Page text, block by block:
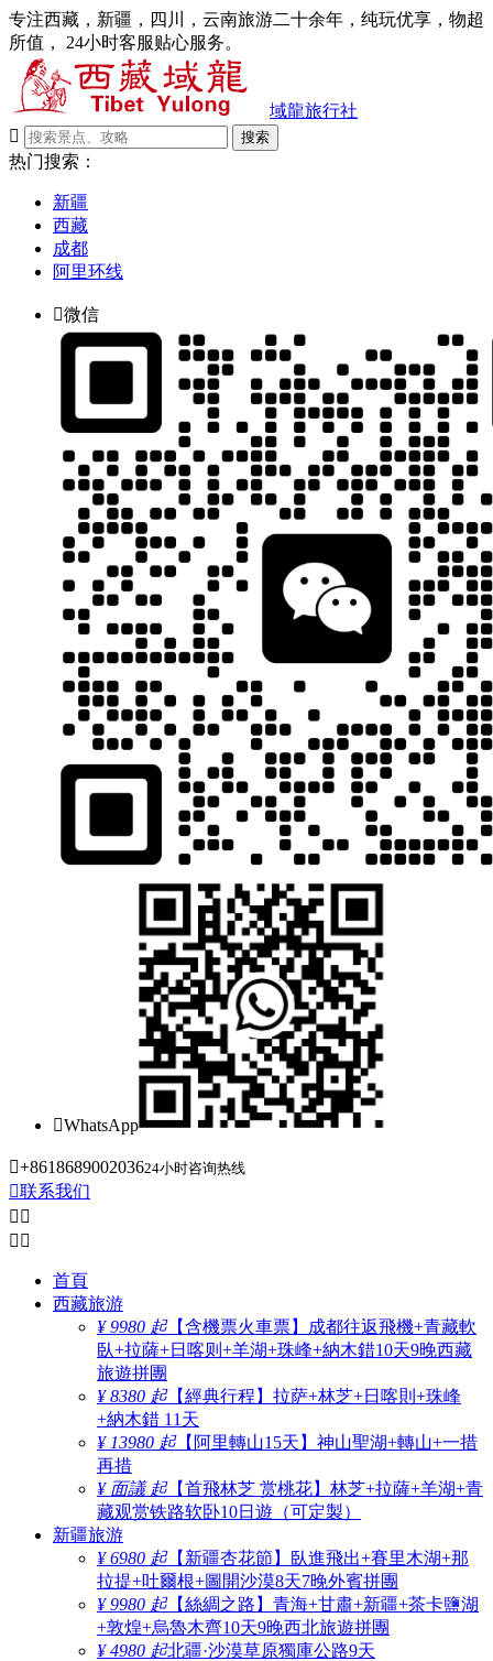
专注西藏，新疆，四川，云南旅游二十余年，纯玩优享，物超
所值， 24小时客服贴心服务。
域龍旅行社

搜索
热门搜索：
新疆
西藏
成都
阿里环线
微信
WhatsApp
+861868900203624小时咨询热线
联系我们
 
 
首頁
西藏旅游
¥ 9980 起【含機票火車票】成都往返飛機+青藏軟
臥+拉薩+日喀则+羊湖+珠峰+納木錯10天9晚西藏
旅遊拼團
¥ 8380 起【經典行程】拉萨+林芝+日喀則+珠峰
+納木錯 11天
¥ 13980 起【阿里轉山15天】神山聖湖+轉山+一措
再措
¥ 面議 起【首飛林芝 赏桃花】林芝+拉薩+羊湖+青
藏观赏铁路软卧10日遊（可定製）
新疆旅游
¥ 6980 起【新疆杏花節】臥進飛出+賽里木湖+那
拉提+吐爾根+圖開沙漠8天7晚外賓拼團
¥ 9980 起【絲綢之路】青海+甘肅+新疆+茶卡鹽湖
+敦煌+烏魯木齊10天9晚西北旅遊拼團
¥ 4980 起北疆·沙漠草原獨庫公路9天